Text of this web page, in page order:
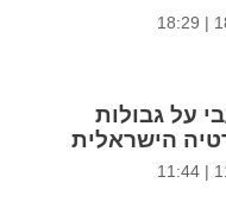
על גבולות
הישראלית